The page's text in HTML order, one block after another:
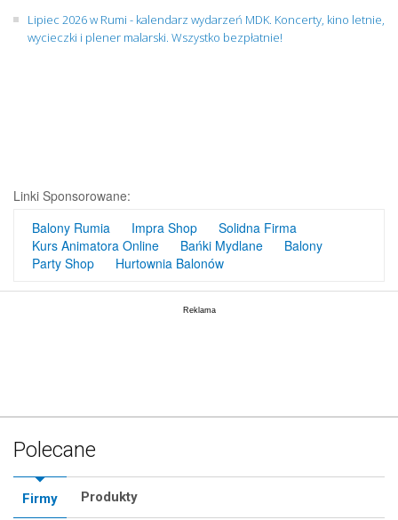
Lipiec 2026 w Rumi - kalendarz wydarzeń MDK. Koncerty, kino letnie,
wycieczki i plener malarski. Wszystko bezpłatnie!
Linki Sponsorowane:
Balony Rumia
Impra Shop
Solidna Firma
Kurs Animatora Online
Bańki Mydlane
Balony
Party Shop
Hurtownia Balonów
Polecane
Firmy Produkty